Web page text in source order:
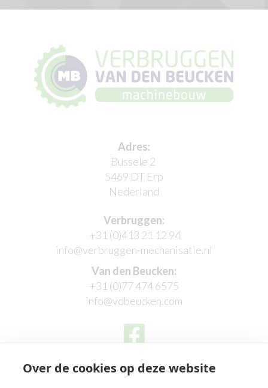
Over de cookies op deze website
Adres:
Bussele 2
5469 DT Erp
Nederland
Verbruggen:
+31 (0)413 21 12 94
info@verbruggen-mechanisatie.nl
Van den Beucken:
+31 (0)77 474 6575
info@vdbeucken.com